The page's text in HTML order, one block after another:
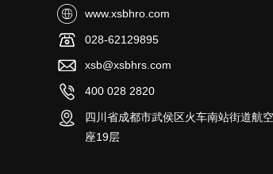
www.xsbhro.com
028-62129895
xsb@xsbhrs.com
400 028 2820
四川省成都市武侯区火车南站街道航
座19层